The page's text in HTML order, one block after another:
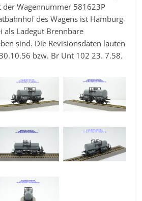
Wagennummer 581623P
des Wagens ist Hamburg-
als Ladegut Brennbare
sind. Die Revisionsdaten lauten
bzw. Br Unt 102 23. 7.58.